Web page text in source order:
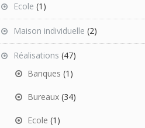
Ecole (1)
Maison individuelle (2)
Réalisations (47)
Banques (1)
Bureaux (34)
Ecole (1)